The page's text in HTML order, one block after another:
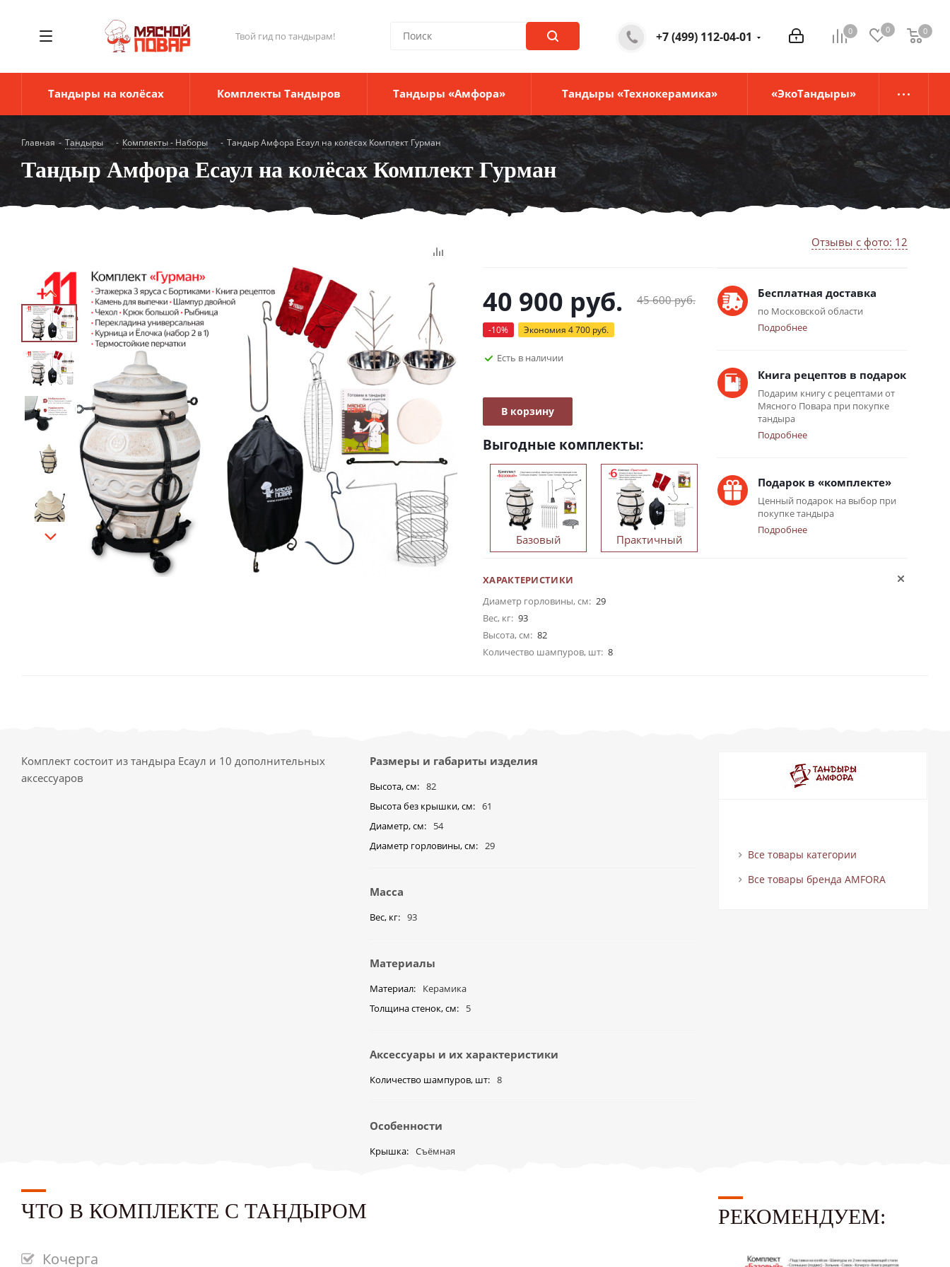
Твой гид по тандырам! 0 0 0
0
+7 (499) 112-04-01
Тандыры на колёсах Комплекты Тандыров Тандыры «Амфора» Тандыры «Технокерамика» «ЭкоТандыры»
Главная - Тандыры - Комплекты - Наборы - Тандыр Амфора Есаул на колёсах Комплект Гурман
Тандыр Амфора Есаул на колёсах Комплект Гурман
Отзывы с фото: 12
Бесплатная доставка
по Московской области
Подробнее
Книга рецептов в подарок
Подарим книгу с рецептами от
Мясного Повара при покупке
тандыра
Подробнее
Подарок в «комплекте»
Ценный подарок на выбор при
покупке тандыра
Подробнее
40 900 руб. 45 600руб.
-10% Экономия 4 700 руб.
Есть в наличии
В корзину
Выгодные комплекты:
Базовый Практичный
ХАРАКТЕРИСТИКИ
Диаметр горловины, см: 29
Вес, кг: 93
Высота, см: 82
Количество шампуров, шт: 8
Комплект состоит из тандыра Есаул и 10 дополнительных
аксессуаров
Размеры и габариты изделия
Высота, см
82
Высота без крышки, см
61
Диаметр, см
54
Диаметр горловины, см
29
Масса
Вес, кг 93
Материалы
Материал
Керамика
Толщина стенок, см
5
Аксессуары и их характеристики
Количество шампуров, шт 8
Особенности
Крышка Съёмная
Все товары категории
Все товары бренда AMFORA
ЧТО В КОМПЛЕКТЕ С ТАНДЫРОМ
Кочерга
РЕКОМЕНДУЕМ: